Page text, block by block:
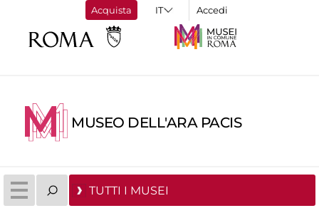
Acquista Accedi
MUSEO DELL'ARA PACIS
TUTTI I MUSEI